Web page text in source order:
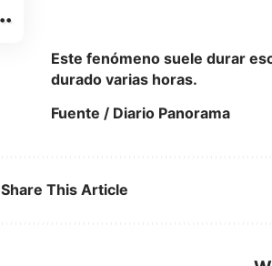
Este fenómeno suele durar
durado varias horas.
Fuente / Diario Panorama
Share This Article